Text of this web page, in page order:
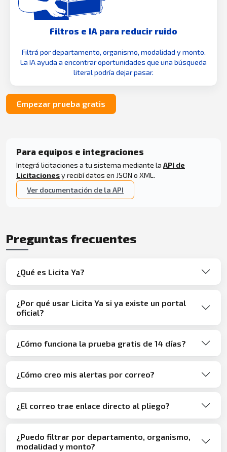
Filtros e IA para reducir ruido
Filtrá por departamento, organismo, modalidad y monto.
La IA ayuda a encontrar oportunidades que una búsqueda
literal podría dejar pasar.
Empezar prueba gratis
Para equipos e integraciones
Integrá licitaciones a tu sistema mediante la API de
Licitacionesy recibí datos en JSON o XML.
Ver documentación de la API
Preguntas frecuentes
¿Qué es Licita Ya?
¿Por qué usar Licita Ya si ya existe un portal
oficial?
¿Cómo funciona la prueba gratis de 14 días?
¿Cómo creo mis alertas por correo?
¿El correo trae enlace directo al pliego?
¿Puedo filtrar por departamento, organismo,
modalidad y monto?